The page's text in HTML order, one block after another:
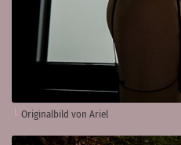
Originalbild von Ariel